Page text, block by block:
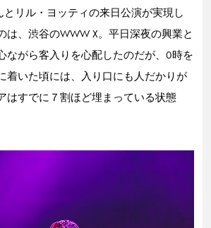
とリル・ヨッティの来日公演が実現し
は、渋谷のWWW X。平日深夜の興業と
ながら客入りを心配したのだが、0時を
着いた頃には、入り口にも人だかりが
はすでに７割ほど埋まっている状態